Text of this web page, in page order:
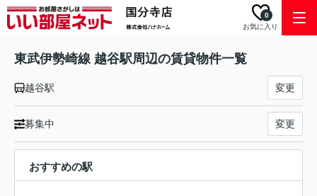
お気に入り
0
東武伊勢崎線 越谷駅周辺の賃貸物件一覧
越谷駅 変更
募集中 変更
おすすめの駅